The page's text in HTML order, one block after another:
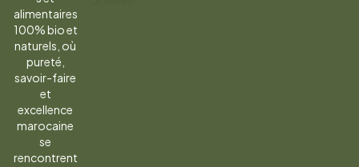
alimentaires
100% bio et
naturels, où
pureté,
savoir-faire
et
excellence
marocaine
se
rencontrent